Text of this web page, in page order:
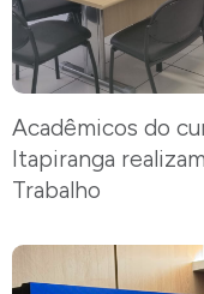
Acadêmicos do
Itapiranga
Trabalho